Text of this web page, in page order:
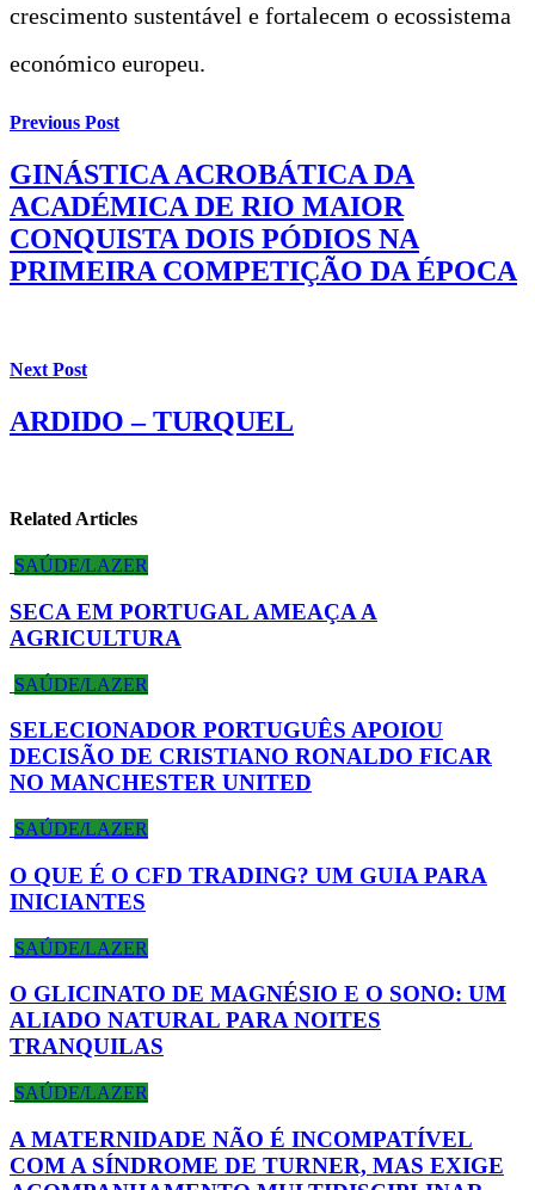
crescimento sustentável e fortalecem o ecossistema
económico europeu.
Previous Post
GINÁSTICA ACROBÁTICA DA
ACADÉMICA DE RIO MAIOR
CONQUISTA DOIS PÓDIOS NA
PRIMEIRA COMPETIÇÃO DA ÉPOCA
Next Post
ARDIDO – TURQUEL
Related Articles
SAÚDE/LAZER
SECA EM PORTUGAL AMEAÇA A
AGRICULTURA
SAÚDE/LAZER
SELECIONADOR PORTUGUÊS APOIOU
DECISÃO DE CRISTIANO RONALDO FICAR
NO MANCHESTER UNITED
SAÚDE/LAZER
O QUE É O CFD TRADING? UM GUIA PARA
INICIANTES
SAÚDE/LAZER
O GLICINATO DE MAGNÉSIO E O SONO: UM
ALIADO NATURAL PARA NOITES
TRANQUILAS
SAÚDE/LAZER
A MATERNIDADE NÃO É INCOMPATÍVEL
COM A SÍNDROME DE TURNER, MAS EXIGE